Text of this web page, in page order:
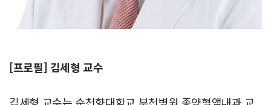
[프로필] 김세형 교수
김세형 교수는 순천향대학교 부천병원 종양혈액내과 교